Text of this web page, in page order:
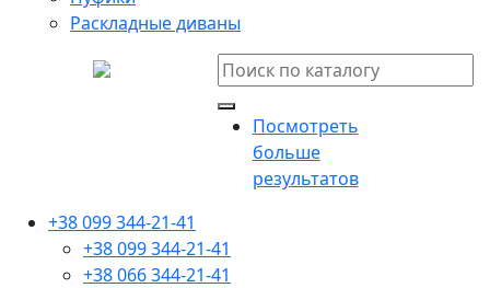
Раскладные диваны
Посмотреть
больше
результатов
+38 099 344-21-41
+38 099 344-21-41
+38 066 344-21-41